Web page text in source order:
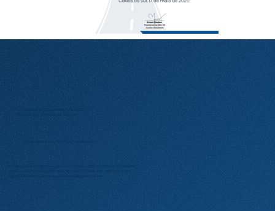
SOCIEDADE BRASILEIRA DE UROLOGIA
(SECCIONAL RIO GRANDE DO SUL)
urologia@amrigs.com.br
| Telefone: (51) 98425-9746 (Rosangela)
Endereço: Av. Ipiranga, 5311 – Sala 105 – Porto Alegre – RS – CEP 90610-001
Horário de atendimento: Segunda à sexta das 8h às 14h
Diretor presidente: Dr. Ernani Luis Rhoden